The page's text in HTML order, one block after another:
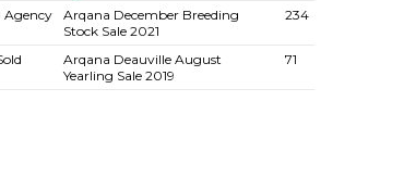
Agency
Arqana December Breeding
Stock Sale 2021
234
Arqana Deauville August
Yearling Sale 2019
71